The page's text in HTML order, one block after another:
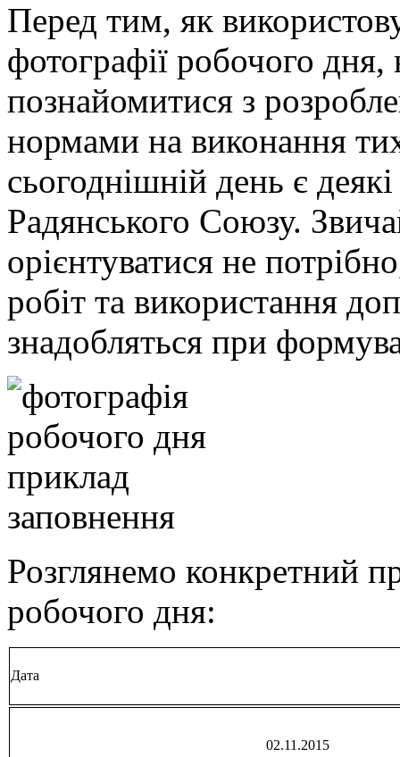
Перед тим, як
фотографії робочого дня,
познайомитися з
нормами на виконання
сьогоднішній день є
Радянського Союзу.
орієнтуватися не
робіт та використання
знадобляться при
Розглянемо конкретний
робочого дня:
Дата
02.11.2015